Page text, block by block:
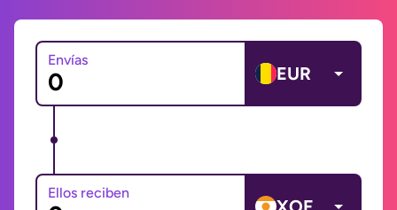
Envías
EUR
Ellos reciben